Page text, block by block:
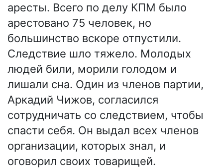
аресты. Всего по делу КПМ было
арестовано 75 человек, но
большинство вскоре отпустили.
Следствие шло тяжело. Молодых
людей били, морили голодом и
лишали сна. Один из членов партии,
Аркадий Чижов, согласился
сотрудничать со следствием, чтобы
спасти себя. Он выдал всех членов
организации, которых знал, и
оговорил своих товарищей.